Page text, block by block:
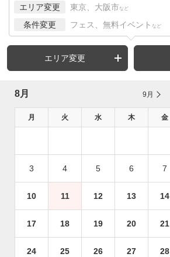
エリア変更 東京、大阪市 など
条件変更 フェス、無料イベント など
エリア変更
8月 9月
月 火 水 木 金
3 4 5 6 7
10 11 12 13 14
17 18 19 20 21
24 25 26 27 28